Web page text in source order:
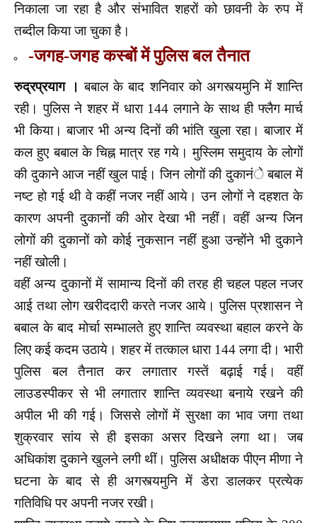
निकाला जा रहा है और संभावित शहरों को छावनी के रुप में
तब्दील किया जा चुका है।
-जगह-जगह कस्बों में पुलिस बल तैनात
रुद्रप्रयाग । बबाल के बाद शनिवार को अगस्त्यमुनि में शान्ति
रही। पुलिस ने शहर में धारा 144 लगाने के साथ ही फ्लैग मार्च
भी किया। बाजार भी अन्य दिनों की भांति खुला रहा। बाजार में
कल हुए बबाल के चिह्न मात्र रह गये। मुस्लिम समुदाय के लोगों
की दुकाने आज नहीं खुल पाई। जिन लोगों की दुकानंे बबाल में
नष्ट हो गई थी वे कहीं नजर नहीं आये। उन लोगों ने दहशत के
कारण अपनी दुकानों की ओर देखा भी नहीं। वहीं अन्य जिन
लोगों की दुकानों को कोई नुकसान नहीं हुआ उन्होंने भी दुकाने
नहीं खोली।
वहीं अन्य दुकानों में सामान्य दिनों की तरह ही चहल पहल नजर
आई तथा लोग खरीददारी करते नजर आये। पुलिस प्रशासन ने
बबाल के बाद मोर्चा सम्भालते हुए शान्ति व्यवस्था बहाल करने के
लिए कई कदम उठाये। शहर में तत्काल धारा 144 लगा दी। भारी
पुलिस बल तैनात कर लगातार गस्तें बढ़ाई गई। वहीं
लाउडस्पीकर से भी लगातार शान्ति व्यवस्था बनाये रखने की
अपील भी की गई। जिससे लोगों में सुरक्षा का भाव जगा तथा
शुक्रवार सांय से ही इसका असर दिखने लगा था। जब
अधिकांश दुकाने खुलने लगी थीं। पुलिस अधीक्षक पीएन मीणा ने
घटना के बाद से ही अगस्त्यमुनि में डेरा डालकर प्रत्येक
गतिविधि पर अपनी नजर रखी।